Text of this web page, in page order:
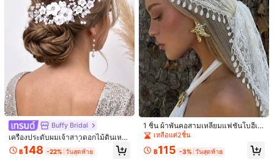
e***n สี: สีเงิน / ไซส์: ไซส์เดียว
ThaaaaankuuuuuShein😍❤️‍🔥❤️‍🔥❤️‍🔥❤️‍🔥
มีประโยชน์(0)
w***g สี: สีเงิน / ไซส์: ไซส์เดียว
!Verysurprisedgreatquality
use
for
wedding
มีประโยชน์(0)
รายละเอียดสินค้า
4.94 7.5K ผู้ติดตาม
Buffy Bridal
เครื่องประดับผมเจ้าสาวดอกไม้ดินเหนี
ยวนุ่มสีขาวหรูหรา, เครื่องประดับผมผู้ห
ญิงทำมือไข่มุกเทียมสำหรับงานแต่งงา
฿148 -22% วันสุดท้าย
1 ชิ้น ผ้าพันคอสามเหลี่ยมแฟชั่นโบฮีเมี
ยนปักดอกไม้และพู่ สำหรับผู้หญิง, ผ้าพั
นคอหลายประโยชน์, เข็มขัดกระโปรงเ
ต้นระบำหน้าท้องสามเหลี่ยมแฟชั่น
เหลือแค่2ชิ้น
฿115 -3% วันสุดท้าย